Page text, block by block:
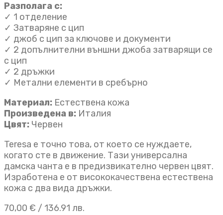
Разполага с:
✓ 1 отделение
✓ Затваряне с цип
✓ джоб с цип за ключове и документи
✓ 2 допълнителни външни джоба затварящи се
с цип
✓ 2 дръжки
✓ Метални елементи в сребърно
Материал: Естествена кожа
Произведена в: Италия
Цвят: Червен
Teresa е точно това, от което се нуждаете,
когато сте в движение. Тази универсална
дамска чанта e в предизвикателно червен цвят.
Изработена е от висококачествена естествена
кожа с два вида дръжки.
70,00 € / 136.91 лв.